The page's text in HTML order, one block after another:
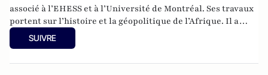
associé à l’EHESS et à l’Université de Montréal. Ses travaux
portent sur l’histoire et la géopolitique de l’Afrique. Il a
publié un ouvrage le Nigéria aux éditions DeBoeck en
septembre 2013.
SUIVRE